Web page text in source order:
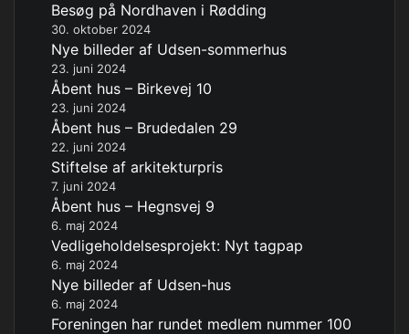
Besøg på Nordhaven i Rødding
30. oktober 2024
Nye billeder af Udsen-sommerhus
23. juni 2024
Åbent hus – Birkevej 10
23. juni 2024
Åbent hus – Brudedalen 29
22. juni 2024
Stiftelse af arkitekturpris
7. juni 2024
Åbent hus – Hegnsvej 9
6. maj 2024
Vedligeholdelsesprojekt: Nyt tagpap
6. maj 2024
Nye billeder af Udsen-hus
6. maj 2024
Foreningen har rundet medlem nummer 100